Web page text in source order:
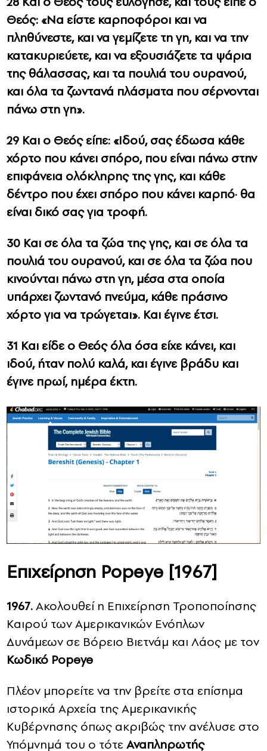
Θεός: «Να είστε καρποφόροι και να
πληθύνεστε, και να γεμίζετε τη γη, και να την
κατακυριεύετε, και να εξουσιάζετε τα ψάρια
της θάλασσας, και τα πουλιά του ουρανού,
και όλα τα ζωντανά πλάσματα που σέρνονται
πάνω στη γη».
29 Και ο Θεός είπε: «Ιδού, σας έδωσα κάθε
χόρτο που κάνει σπόρο, που είναι πάνω στην
επιφάνεια ολόκληρης της γης, και κάθε
δέντρο που έχει σπόρο που κάνει καρπό· θα
είναι δικό σας για τροφή.
30 Και σε όλα τα ζώα της γης, και σε όλα τα
πουλιά του ουρανού, και σε όλα τα ζώα που
κινούνται πάνω στη γη, μέσα στα οποία
υπάρχει ζωντανό πνεύμα, κάθε πράσινο
χόρτο για να τρώγεται». Και έγινε έτσι.
31 Και είδε ο Θεός όλα όσα είχε κάνει, και
ιδού, ήταν πολύ καλά, και έγινε βράδυ και
έγινε πρωί, ημέρα έκτη.
Επιχείρηση Popeye [1967]
1967.Ακολουθεί η Επιχείρηση Τροποποίησης
Καιρού των Αμερικανικών Ενόπλων
Δυνάμεων σε Βόρειο Βιετνάμ και Λάος με τον
Κωδικό Popeye
Πλέον μπορείτε να την βρείτε στα επίσημα
ιστορικά Αρχεία της Αμερικανικής
Κυβέρνησης όπως ακριβώς την ανέλυσε στο
Υπόμνημά του ο τότεΑναπληρωτής